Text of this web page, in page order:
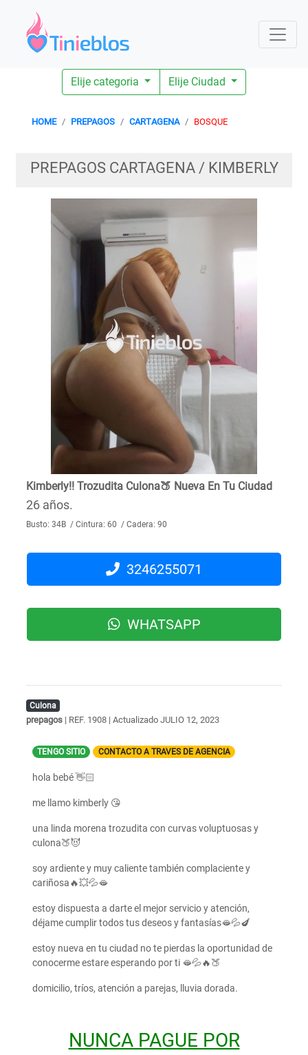
Elije categoria Elije Ciudad
HOME PREPAGOS CARTAGENA BOSQUE
PREPAGOS CARTAGENA / KIMBERLY
Kimberly!! Trozudita Culona🍑 Nueva En Tu Ciudad
26 años.
Busto: 34B / Cintura: 60 / Cadera: 90
3246255071
WHATSAPP
Culona
prepagos | REF. 1908 | Actualizado JULIO 12, 2023
TENGO SITIO CONTACTO A TRAVES DE AGENCIA
hola bebé 👋🏻
me llamo kimberly 😘
una linda morena trozudita con curvas voluptuosas y
culona🍑😈
soy ardiente y muy caliente también complaciente y
cariñosa🔥💥💦🫦
estoy dispuesta a darte el mejor servicio y atención,
déjame cumplir todos tus deseos y fantasías🫦💦🍆
estoy nueva en tu ciudad no te pierdas la oportunidad de
conocerme estare esperando por ti 🫦💦🔥🍑
domicilio, tríos, atención a parejas, lluvia dorada.
NUNCA PAGUE POR